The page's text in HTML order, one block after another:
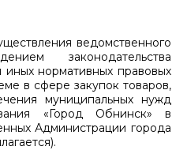
ведомственного
законодательства
нормативных правовых
в сфере закупок товаров,
муниципальных нужд
«Город Обнинск» в
Администрации города